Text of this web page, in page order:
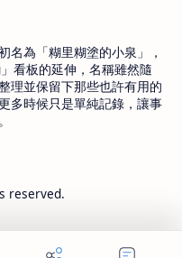
名為「糊里糊塗的小泉」，
看板的延伸，名稱雖然隨
理並保留下那些也許有用的
多時候只是單純記錄，讓事
reserved.